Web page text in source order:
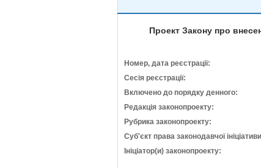
Проект Закону про
Номер, дата реєстрації:
Сесія реєстрації:
Включено до порядку денного:
Редакція законопроекту:
Рубрика законопроекту:
Суб'єкт права законодавчої
Ініціатор(и) законопроекту: